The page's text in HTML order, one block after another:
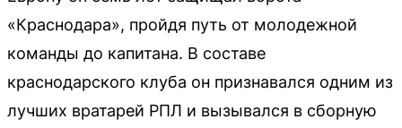
«Краснодара», пройдя путь от молодежной
команды до капитана. В составе
краснодарского клуба он признавался одним из
лучших вратарей РПЛ и вызывался в сборную